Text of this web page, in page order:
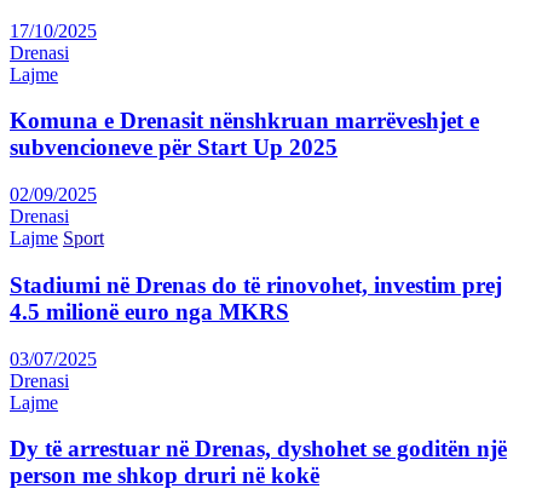
17/10/2025
Drenasi
Lajme
Komuna e Drenasit nënshkruan marrëveshjet e
subvencioneve për Start Up 2025
02/09/2025
Drenasi
Lajme Sport
Stadiumi në Drenas do të rinovohet, investim prej
4.5 milionë euro nga MKRS
03/07/2025
Drenasi
Lajme
Dy të arrestuar në Drenas, dyshohet se goditën një
person me shkop druri në kokë